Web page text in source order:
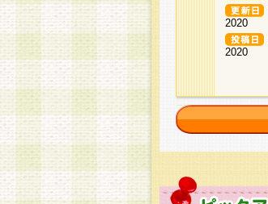
2020
2020